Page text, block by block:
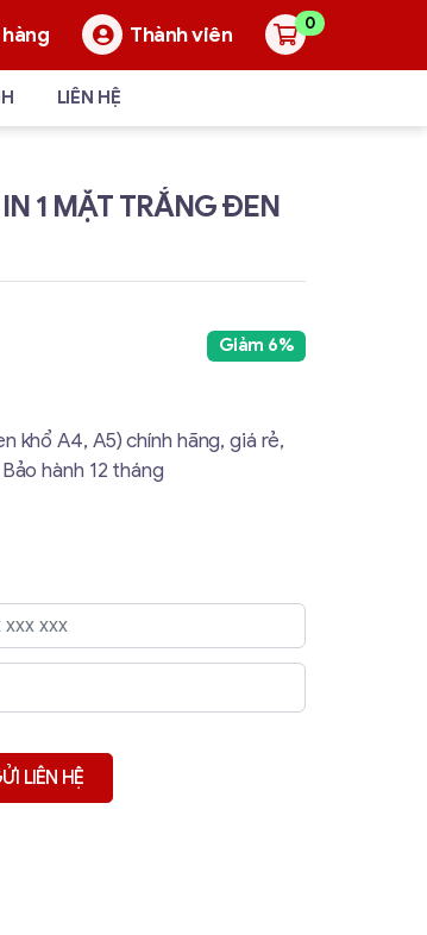
Thành viên 0
LIÊN HỆ
1 MẶT TRẮNG ĐEN
Giảm 6%
khổ A4, A5) chính hãng, giá rẻ,
hành 12 tháng